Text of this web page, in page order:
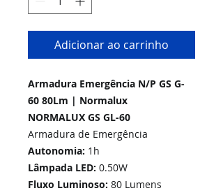
Adicionar ao carrinho
Armadura Emergência N/P GS G-
60 80Lm | Normalux
NORMALUX GS GL-60
Armadura de Emergência
Autonomia: 1h
Lâmpada LED: 0.50W
Fluxo Luminoso: 80 Lumens